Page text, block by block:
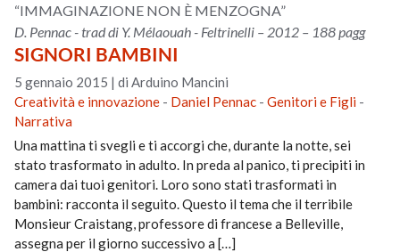
“IMMAGINAZIONE NON È MENZOGNA”
D. Pennac - trad di Y. Mélaouah - Feltrinelli – 2012 – 188 pagg
SIGNORI BAMBINI
5 gennaio 2015 |di Arduino Mancini
Creatività e innovazione - Daniel Pennac -Genitori e Figli -
Narrativa
Una mattina ti svegli e ti accorgi che, durante la notte, sei
stato trasformato in adulto. In preda al panico, ti precipiti in
camera dai tuoi genitori. Loro sono stati trasformati in
bambini: racconta il seguito. Questo il tema che il terribile
Monsieur Craistang, professore di francese a Belleville,
assegna per il giorno successivo a […]